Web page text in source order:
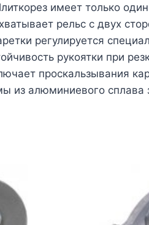
имеет только
рельс с двух
регулируется
рукоятки при
проскальзывания
из алюминиевого сплава